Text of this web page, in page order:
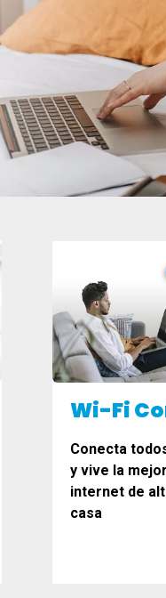
Wi-Fi
Conecta
y vive la
internet de
casa